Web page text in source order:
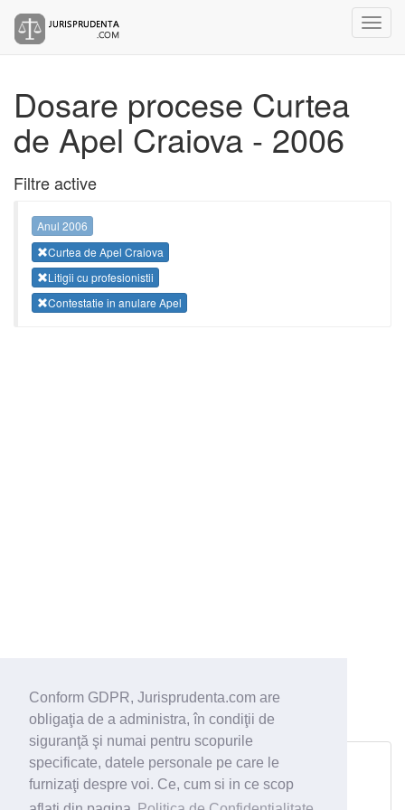
Conform GDPR, Jurisprudenta.com are
obligaţia de a administra, în condiţii de
siguranţă şi numai pentru scopurile
specificate, datele personale pe care le
furnizaţi despre voi. Ce, cum si in ce scop
Dosare procese Curtea
de Apel Craiova - 2006
Filtre active
Anul 2006
Curtea de Apel Craiova
Litigii cu profesionistii
Contestatie in anulare Apel
Dosar 8905/54/2006 din 13.06.2006
Curtea de Apel Craiova
obligaţia de a face / a nu face;